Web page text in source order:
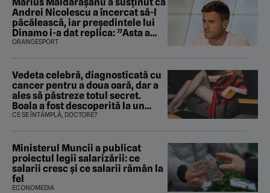
Marius Măldărăşanu a susţinut că
Andrei Nicolescu a încercat să-l
păcălească, iar preşedintele lui
Dinamo i-a dat replica: ”Asta a
fost istoria”
ORANGESPORT
Vedeta celebră, diagnosticată cu
cancer pentru a doua oară, dar a
ales să păstreze totul secret.
Boala a fost descoperită la un
control de rutină
CE SE ÎNTÂMPLĂ, DOCTORE?
Ministerul Muncii a publicat
proiectul legii salarizării: ce
salarii cresc și ce salarii rămân la
fel
ECONOMEDIA